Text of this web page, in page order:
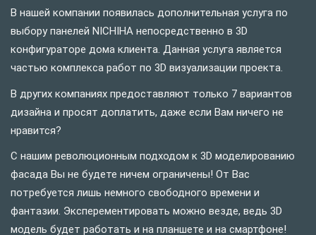
В нашей компании появилась дополнительная услуга по
выбору панелей NICHIHA непосредственно в 3D
конфигураторе дома клиента. Данная услуга является
частью комплекса работ по 3D визуализации проекта.
В других компаниях предоставляют только 7 вариантов
дизайна и просят доплатить, даже если Вам ничего не
нравится?
С нашим революционным подходом к 3D моделированию
фасада Вы не будете ничем ограничены! От Вас
потребуется лишь немного свободного времени и
фантазии. Эксперементировать можно везде, ведь 3D
модель будет работать и на планшете и на смартфоне!